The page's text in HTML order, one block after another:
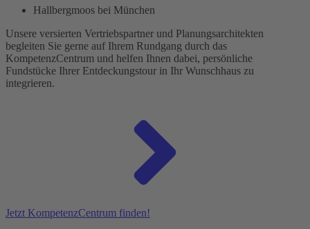
Hallbergmoos bei München
Unsere versierten Vertriebspartner und Planungsarchitekten
begleiten Sie gerne auf Ihrem Rundgang durch das
KompetenzCentrum und helfen Ihnen dabei, persönliche
Fundstücke Ihrer Entdeckungstour in Ihr Wunschhaus zu
integrieren.
Jetzt KompetenzCentrum finden!